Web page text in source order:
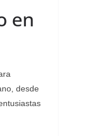
en
desde